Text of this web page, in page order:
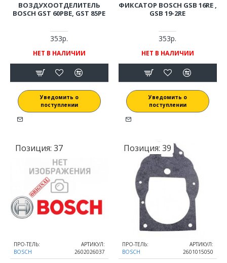
ВОЗДУХООТДЕЛИТЕЛЬ
BOSCH GST 60PBE, GST 85PE
353р.
НЕТ В НАЛИЧИИ
Уведомить о
поступлении
ФИКСАТОР BOSCH GSB 16RE ,
GSB 19-2RE
353р.
НЕТ В НАЛИЧИИ
Уведомить о
поступлении
Позиция: 37
ПРО-ТЕЛЬ:
BOSCH
АРТИКУЛ:
2602026037
Позиция: 39
ПРО-ТЕЛЬ:
BOSCH
АРТИКУЛ:
2601015050